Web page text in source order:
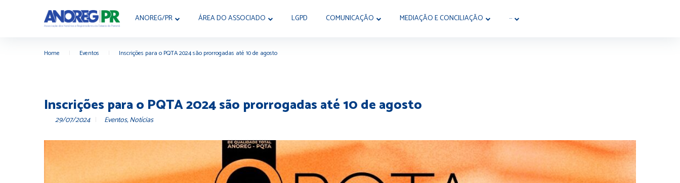
ANOREG/PR ÁREA DO ASSOCIADO LGPD COMUNICAÇÃO MEDIAÇÃO E CONCILIAÇÃO ···
Home Eventos Inscrições para o PQTA 2024 são prorrogadas até 10 de agosto
Inscrições para o PQTA 2024 são prorrogadas até 10 de agosto
29/07/2024 Eventos,Notícias